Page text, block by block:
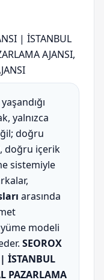
| İSTANBUL
AJANSI,
yalnızca
doğru
doğru içerik
sistemiyle
arasında
modeli
SEOROX
İSTANBUL
PAZARLAMA